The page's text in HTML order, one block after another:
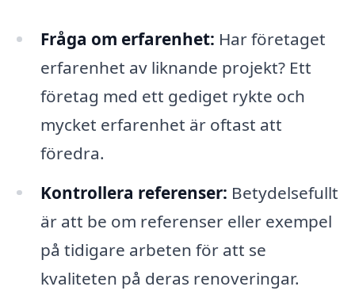
Fråga om erfarenhet: Har företaget
erfarenhet av liknande projekt? Ett
företag med ett gediget rykte och
mycket erfarenhet är oftast att
föredra.
Kontrollera referenser: Betydelsefullt
är att be om referenser eller exempel
på tidigare arbeten för att se
kvaliteten på deras renoveringar.